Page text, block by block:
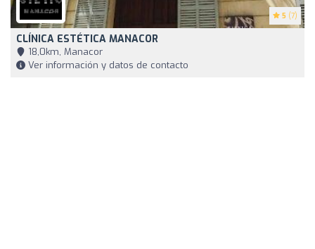
5 (7)
CLÍNICA ESTÉTICA MANACOR
18,0km, Manacor
Ver información y datos de contacto